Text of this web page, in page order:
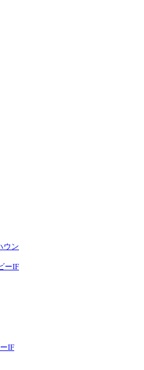
ウン
ーIF
IF